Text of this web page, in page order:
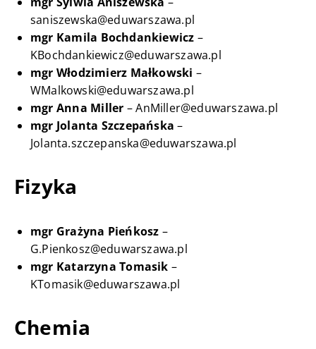
saniszewska@eduwarszawa.pl
mgr Kamila Bochdankiewicz –
KBochdankiewicz@eduwarszawa.pl
mgr Włodzimierz Małkowski –
WMalkowski@eduwarszawa.pl
mgr Anna Miller – AnMiller@eduwarszawa.pl
mgr Jolanta Szczepańska –
Jolanta.szczepanska@eduwarszawa.pl
Fizyka
mgr Grażyna Pieńkosz –
G.Pienkosz@eduwarszawa.pl
mgr Katarzyna Tomasik –
KTomasik@eduwarszawa.pl
Chemia